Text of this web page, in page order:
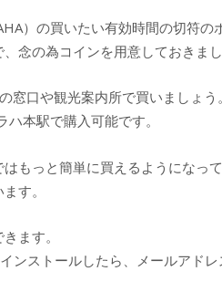
）の買いたい有効時間の切符の
念の為コインを用意しておきまし
窓口や観光案内所で買いましょ
本駅で購入可能です。
もっと簡単に買えるようになっ
す。
ます。
ストールしたら、メールアドレ